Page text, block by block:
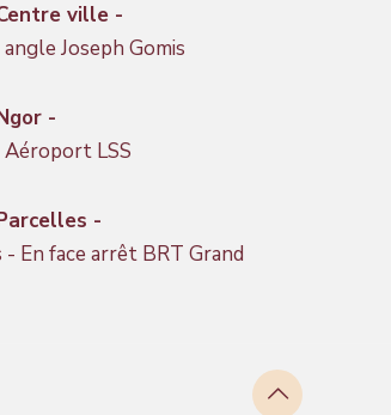
ville -
Joseph Gomis
-
Aéroport LSS
-
- En face arrêt BRT Grand